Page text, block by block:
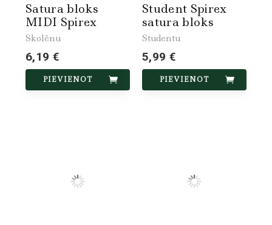
Satura bloks
MIDI Spirex
Skolēnu
6,19 €
PIEVIENOT
Student Spirex
satura bloks
Studentu
5,99 €
PIEVIENOT